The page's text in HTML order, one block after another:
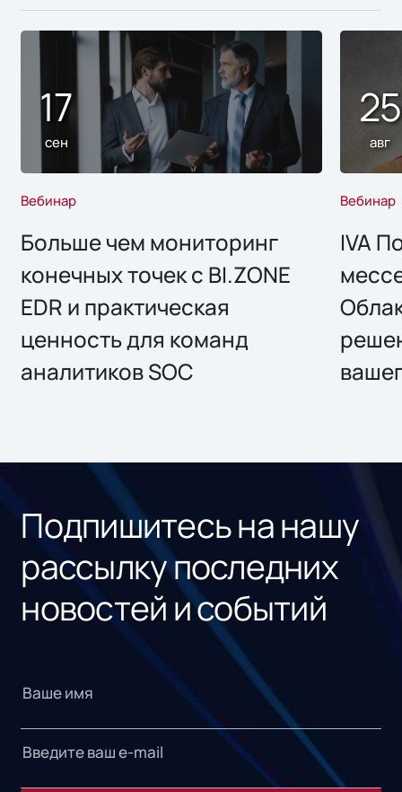
17
сен
Вебинар
Больше чем мониторинг
конечных точек с BI.ZONE
EDR и практическая
ценность для команд
аналитиков SOC
25
авг
Вебинар
IVA
Подпишитесь на нашу
рассылку последних
новостей и событий